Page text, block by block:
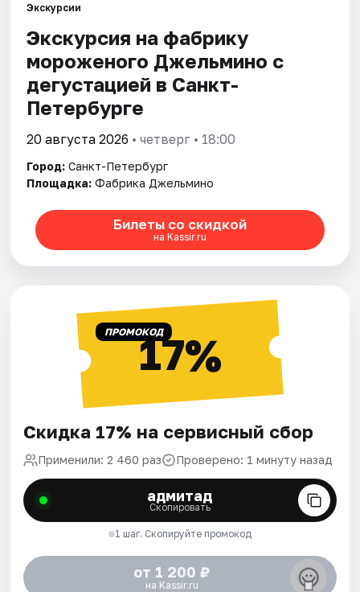
Экскурсии
Экскурсия на фабрику
мороженого Джельмино с
дегустацией в Санкт-
Петербурге
20 августа 2026 • четверг • 18:00
Город: Санкт-Петербург
Площадка: Фабрика Джельмино
Билеты со скидкой
на Kassir.ru
ПРОМОКОД17%
Скидка 17% на сервисный сбор
Применили: 2 460 раз Проверено: 1 минуту назад
адмитад
Скопировать
1 шаг. Скопируйте промокод
от 1 200 ₽
на Kassir.ru